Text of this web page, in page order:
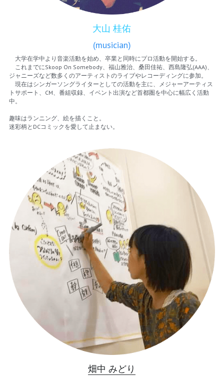
大山 桂佑
(musician)
大学在学中より音楽活動を始め、卒業と同時にプロ活動を開始する。
これまでにSkoop On Somebody、福山雅治、桑田佳祐、西島隆弘(AAA)、
ジャニーズなど数多くのアーティストのライブやレコーディングに参加。
現在はシンガーソングライターとしての活動を主に、メジャーアーティス
トサポート、CM、番組収録、イベント出演など首都圏を中心に幅広く活動
中。
趣味はランニング、絵を描くこと。
迷彩柄とDCコミックを愛して止まない。
畑中 みどり